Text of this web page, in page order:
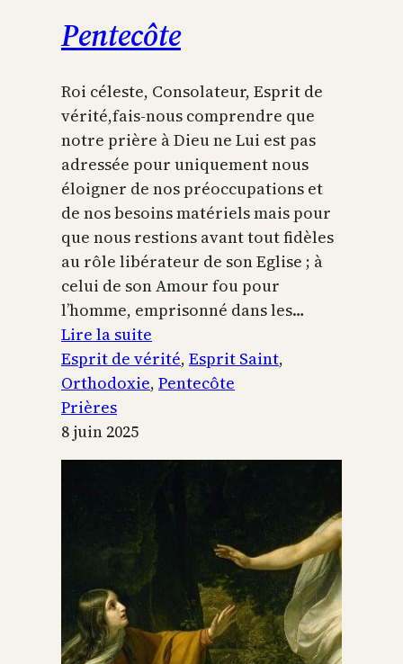
Pentecôte
Roi céleste, Consolateur, Esprit de
vérité,fais-nous comprendre que
notre prière à Dieu ne Lui est pas
adressée pour uniquement nous
éloigner de nos préoccupations et
de nos besoins matériels mais pour
que nous restions avant tout fidèles
au rôle libérateur de son Eglise ; à
celui de son Amour fou pour
l’homme, emprisonné dans les…
Lire la suite
Pentecôte
Esprit de vérité, Esprit Saint
Orthodoxie, Pentecôte
Prières
8 juin 2025